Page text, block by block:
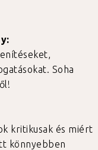
Soha
kritikusak és miért
könnyebben